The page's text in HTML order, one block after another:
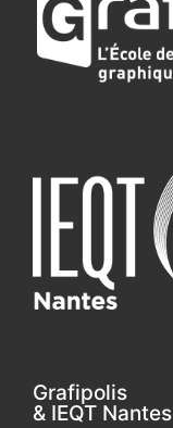
Grafipolis
& IEQT Nantes